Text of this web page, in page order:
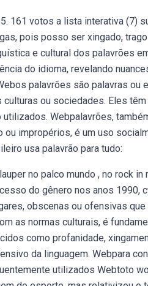
161 votos a lista interativa (7)
pois posso ser xingado,
e cultural dos palavrões
do idioma, revelando
palavrões são palavras ou
ou sociedades. Eles
Webpalavrões,
ou impropérios, é um uso
usa palavrão para tudo:
no palco mundo , no rock
do gênero nos anos 1990,
obscenas ou ofensivas
as normas culturais, é
como profanidade,
da linguagem. Webpara
utilizados Webtoto